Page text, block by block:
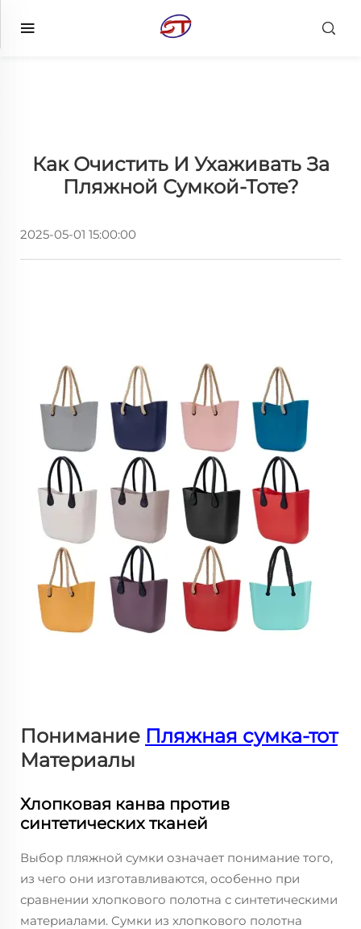
Как Очистить И Ухаживать За
Пляжной Сумкой-Тоте?
2025-05-01 15:00:00
Понимание Пляжная сумка-тот
Материалы
Хлопковая канва против
синтетических тканей
Выбор пляжной сумки означает понимание того,
из чего они изготавливаются, особенно при
сравнении хлопкового полотна с синтетическими
материалами. Сумки из хлопкового полотна